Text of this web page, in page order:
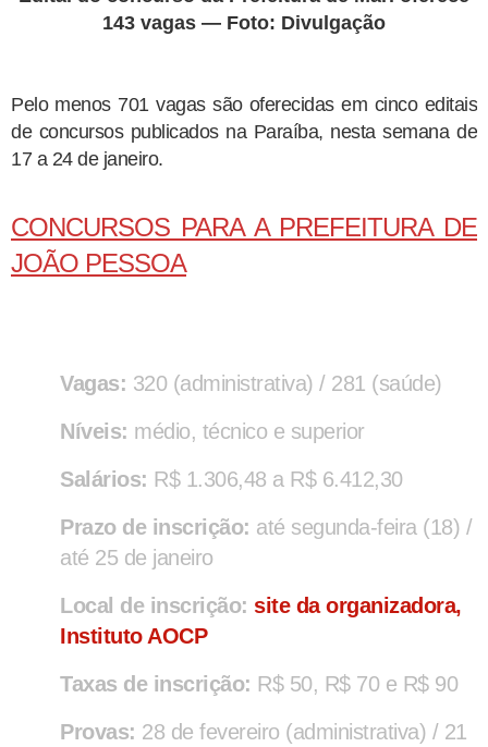
143 vagas — Foto: Divulgação
Pelo menos 701 vagas são oferecidas em cinco editais
de concursos publicados na Paraíba, nesta semana de
17 a 24 de janeiro.
CONCURSOS PARA A PREFEITURA DE
JOÃO PESSOA
Vagas: 320 (administrativa) / 281 (saúde)
Níveis: médio, técnico e superior
Salários: R$ 1.306,48 a R$ 6.412,30
Prazo de inscrição: até segunda-feira (18) /
até 25 de janeiro
Local de inscrição: site da organizadora,
Instituto AOCP
Taxas de inscrição: R$ 50, R$ 70 e R$ 90
Provas: 28 de fevereiro (administrativa) / 21